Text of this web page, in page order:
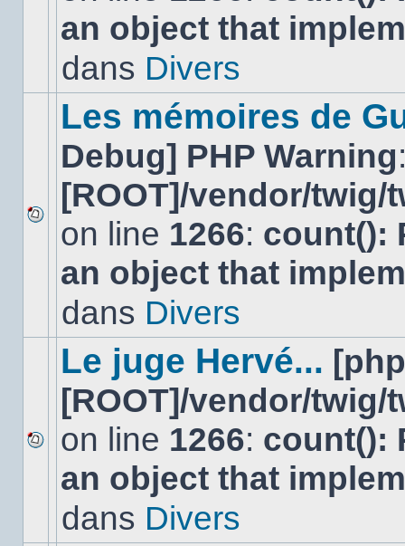
message
non-
dans
an object that
dans Divers
Aucun
nouveau
message
non-
dans
Les mémoires de
Debug] PHP Warning
[ROOT]/vendor/
on line 1266: count():
an object that
dans Divers
Aucun
nouveau
message
Le juge Hervé...
[ROOT]/vendor/
on line 1266: count():
an object that
dans Divers